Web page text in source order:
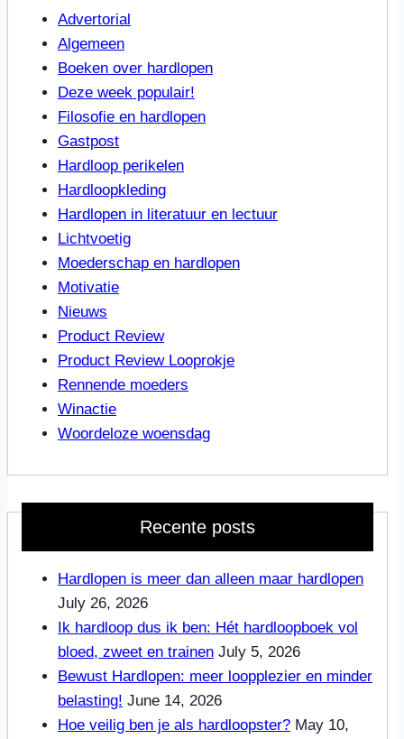
Advertorial
Algemeen
Boeken over hardlopen
Deze week populair!
Filosofie en hardlopen
Gastpost
Hardloop perikelen
Hardloopkleding
Hardlopen in literatuur en lectuur
Lichtvoetig
Moederschap en hardlopen
Motivatie
Nieuws
Product Review
Product Review Looprokje
Rennende moeders
Winactie
Woordeloze woensdag
Recente posts
Hardlopen is meer dan alleen maar hardlopen
July 26, 2026
Ik hardloop dus ik ben: Hét hardloopboek vol
bloed, zweet en trainen July 5, 2026
Bewust Hardlopen: meer loopplezier en minder
belasting! June 14, 2026
Hoe veilig ben je als hardloopster? May 10,